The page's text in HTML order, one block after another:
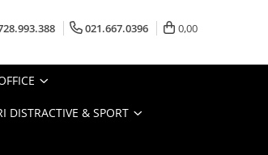
021.667.0396 0,00
DISTRACTIVE & SPORT